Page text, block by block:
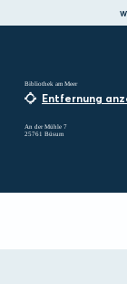
Bibliothek am Meer
Entfernung
An der Mühle 7
25761 Büsum